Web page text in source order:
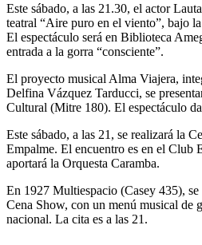
Este sábado, a las 21.30, el actor
teatral “Aire puro en el viento”, bajo
El espectáculo será en Biblioteca
entrada a la gorra “consciente”.
El proyecto musical Alma Viajera,
Delfina Vázquez Tarducci, se
Cultural (Mitre 180). El espectáculo
Este sábado, a las 21, se realizará la
Empalme. El encuentro es en el Club
aportará la Orquesta Caramba.
En 1927 Multiespacio (Casey 435), se
Cena Show, con un menú musical de
nacional. La cita es a las 21.